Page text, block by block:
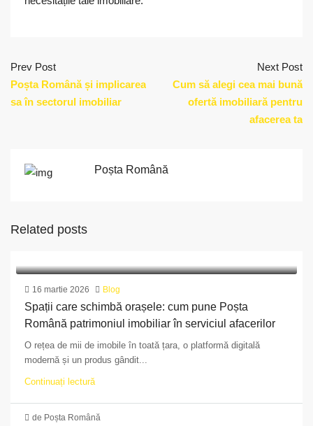
Prev Post
Poșta Română și implicarea
sa în sectorul imobiliar
Next Post
Cum să alegi cea mai bună
ofertă imobiliară pentru
afacerea ta
Poșta Română
Related posts
16 martie 2026 Blog
Spații care schimbă orașele: cum pune Poșta
Română patrimoniul imobiliar în serviciul afacerilor
O rețea de mii de imobile în toată țara, o platformă digitală
modernă și un produs gândit...
Continuați lectură
de Poșta Română